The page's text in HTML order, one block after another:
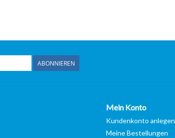
ABONNIEREN
Mein Konto
Kundenkonto anlegen
Meine Bestellungen